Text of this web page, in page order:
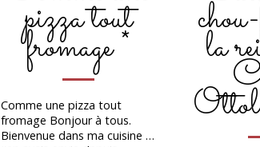
pizza tout
fromage *
Comme une pizza tout
fromage Bonjour à tous.
Bienvenue dans ma cuisine …
la